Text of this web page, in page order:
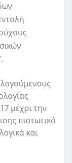
μέχρι την
πιστωτικό
και